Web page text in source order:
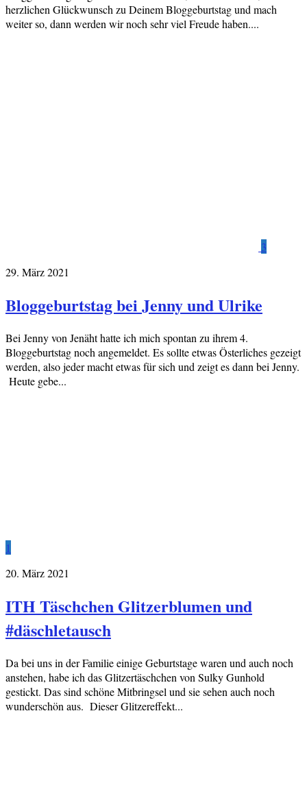
herzlichen Glückwunsch zu Deinem Bloggeburtstag und mach
weiter so, dann werden wir noch sehr viel Freude haben....
3
29. März 2021
Bloggeburtstag bei Jenny und Ulrike
Bei Jenny von Jenäht hatte ich mich spontan zu ihrem 4.
Bloggeburtstag noch angemeldet. Es sollte etwas Österliches gezeigt
werden, also jeder macht etwas für sich und zeigt es dann bei Jenny.
Heute gebe...
1
20. März 2021
ITH Täschchen Glitzerblumen und
#däschletausch
Da bei uns in der Familie einige Geburtstage waren und auch noch
anstehen, habe ich das Glitzertäschchen von Sulky Gunhold
gestickt. Das sind schöne Mitbringsel und sie sehen auch noch
wunderschön aus. Dieser Glitzereffekt...